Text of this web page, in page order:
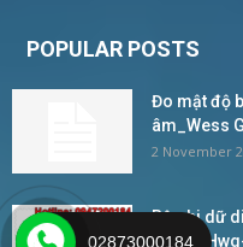
POPULAR POSTS
Đo mật độ
âm_Wess
2 November
Bộ ghi dữ
Model
02873000184